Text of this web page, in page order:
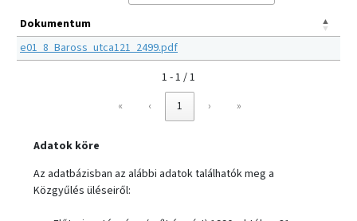
Dokumentum
e01_8_Baross_utca121_2499.pdf
1 - 1 / 1
«
‹ 1 › »
Adatok köre
Az adatbázisban az alábbi adatok találhatók meg a
Közgyűlés üléseiről: